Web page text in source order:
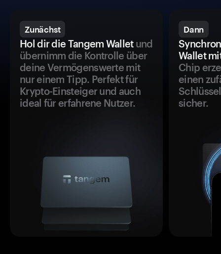
Zunächst
Hol dir die Tangem Walletund
übernimm die Kontrolle über
deine Vermögenswerte mit
nur einem Tipp. Perfekt für
Krypto-Einsteiger und auch
ideal für erfahrene Nutzer.
Dann
Wallet
Chip
einen
sicher.